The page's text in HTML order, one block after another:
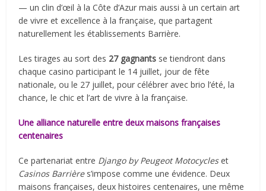
— un clin d’œil à la Côte d’Azur mais aussi à un certain art
de vivre et excellence à la française, que partagent
naturellement les établissements Barrière.
Les tirages au sort des 27 gagnants se tiendront dans
chaque casino participant le 14 juillet, jour de fête
nationale, ou le 27 juillet, pour célébrer avec brio l’été, la
chance, le chic et l’art de vivre à la française.
Une alliance naturelle entre deux maisons françaises
centenaires
Ce partenariat entre Django by Peugeot Motocycleset
Casinos Barrières’impose comme une évidence. Deux
maisons françaises, deux histoires centenaires, une même